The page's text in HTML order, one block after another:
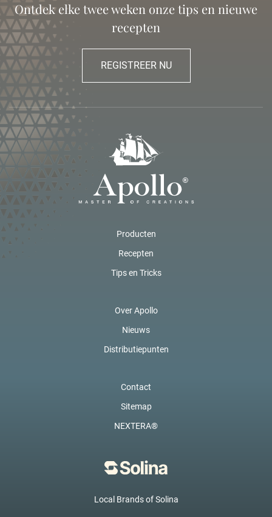
Ontdek elke twee weken onze tips en nieuwe
recepten
REGISTREER NU
Producten
Recepten
Tips en Tricks
Over Apollo
Nieuws
Distributiepunten
Contact
Sitemap
NEXTERA®
Local Brands of Solina